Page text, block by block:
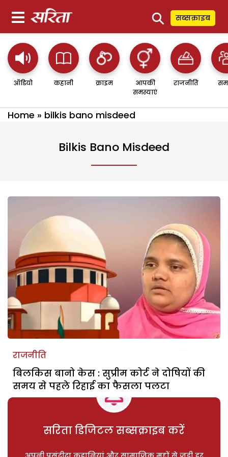
⚲ सब्सक्राइब
ऑडियो कहानी क्राइम
आपकी
समस्याएं
राजनीति
Home » bilkis bano misdeed
Bilkis Bano Misdeed
राजनीति
बिलकिस बानो केस : सुप्रीम कोर्ट ने दोषियों की
समय से पहले रिहाई का फैसला पलटा
सरिता डिजिटल सब्सक्राइब करें